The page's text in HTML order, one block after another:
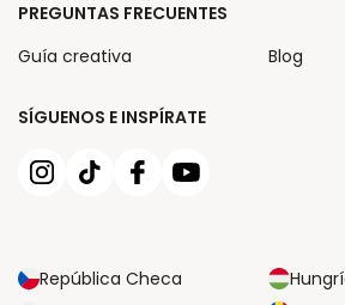
SÍGUENOS E INSPÍRATE
República Checa
PREGUNTAS FRECUENTES
Guía creativa
Blog